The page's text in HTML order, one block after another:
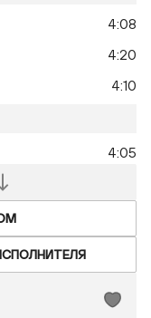
4:08
4:20
4:10
4:05